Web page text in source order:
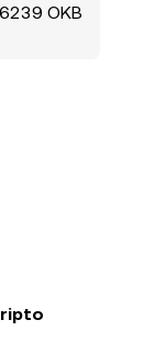
OKB